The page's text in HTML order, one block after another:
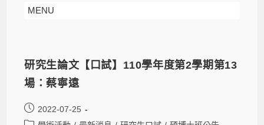
MENU
研究生論文【口試】110學年度第2學期第13
場：蔡寧遠
2022-07-25